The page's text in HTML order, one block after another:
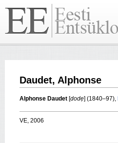
Daudet, Alphonse
Alphonse Daudet [dodẹ] (1840–97),
VE, 2006